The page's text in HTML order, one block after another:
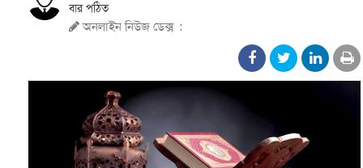
বার পঠিত
অনলাইন নিউজ ডেক্স :